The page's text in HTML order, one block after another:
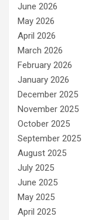
June 2026
May 2026
April 2026
March 2026
February 2026
January 2026
December 2025
November 2025
October 2025
September 2025
August 2025
July 2025
June 2025
May 2025
April 2025